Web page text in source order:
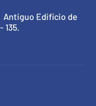
Edificio de
135.